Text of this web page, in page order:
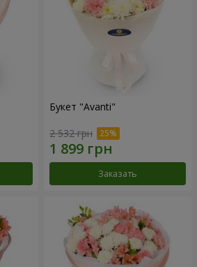
Букет "Avanti"
2 532 грн
Заказать